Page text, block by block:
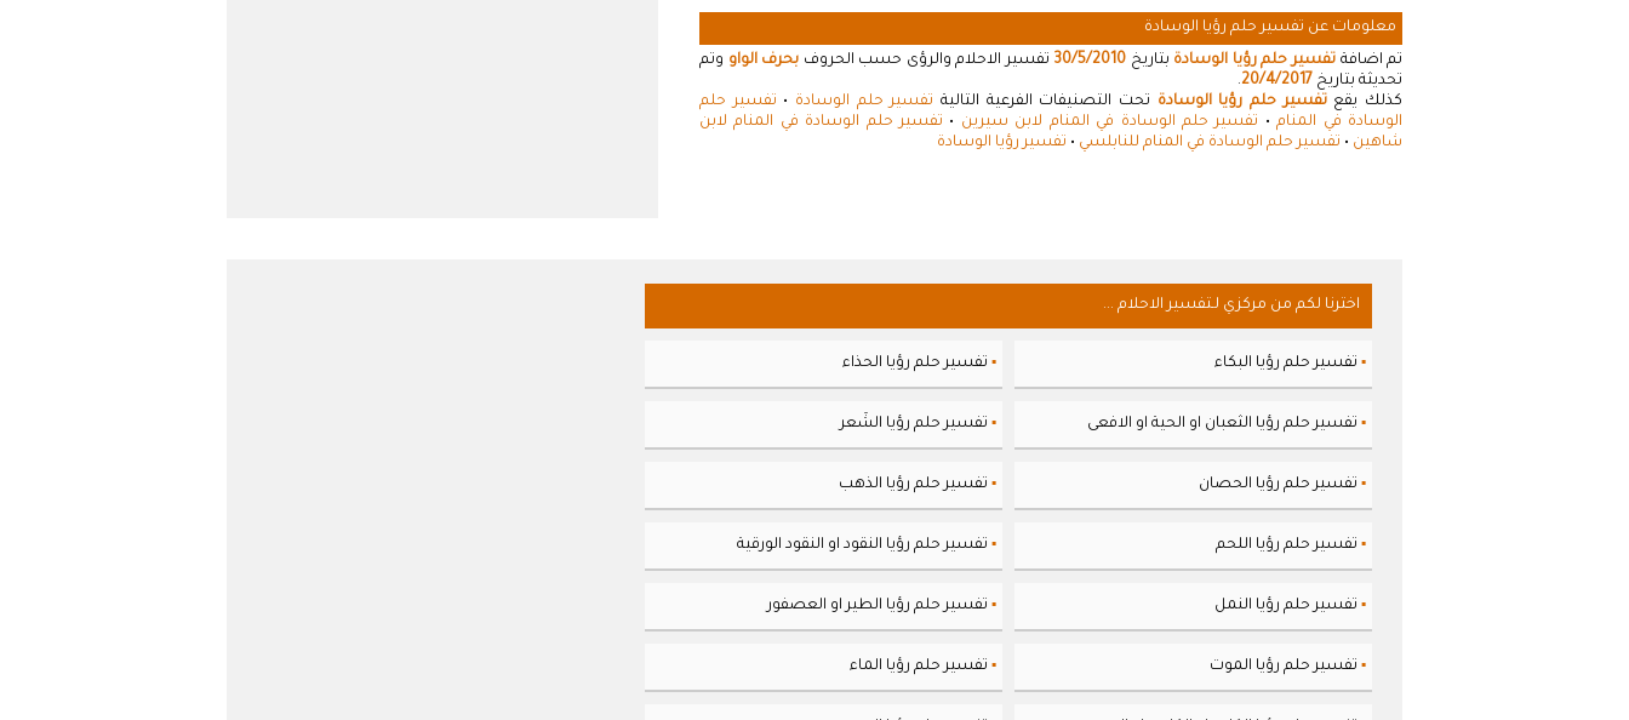
معلومات عن تفسير حلم رؤيا الوسادة
تم اضافةتفسير حلم رؤيا الوسادة بتاريخ 30/5/2010 تفسير الاحلام والرؤى حسب الحروف بحرف الواو وتم
تحديثة بتاريخ 20/4/2017
.
كذلك يقعتفسير حلم رؤيا الوسادة تحت التصنيفات الفرعية التالية تفسير حلم الوسادة • تفسير حلم
الوسادة في المنام• تفسير حلم الوسادة في المنام لابن سيرين • تفسير حلم الوسادة في المنام لابن
شاهين • تفسير حلم الوسادة في المنام للنابلسي • تفسير رؤيا الوسادة
اخترنا لكم من مركزي لـتفسير الاحلام ...
▪ تفسير حلم رؤيا البكاء ▪ تفسير حلم رؤيا الحذاء
▪ تفسير حلم رؤيا الثعبان او الحية او الافعى ▪ تفسير حلم رؤيا الشَعر
▪ تفسير حلم رؤيا الحصان ▪ تفسير حلم رؤيا الذهب
▪ تفسير حلم رؤيا اللحم ▪ تفسير حلم رؤيا النقود او النقود الورقية
▪ تفسير حلم رؤيا النمل ▪ تفسير حلم رؤيا الطير او العصفور
▪ تفسير حلم رؤيا الموت ▪ تفسير حلم رؤيا الماء